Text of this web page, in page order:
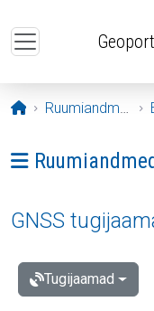
Avaleht
Ruumiandmed
Ava menüü:
GNSS
Tugijaamad